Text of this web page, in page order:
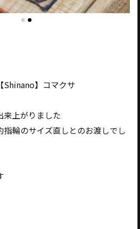
Shinano】コマクサ
来上がりました
指輪のサイズ直しとのお渡しでし